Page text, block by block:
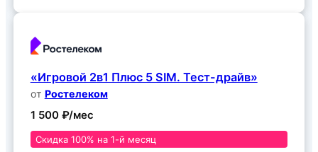
«Игровой 2в1 Плюс 5 SIM. Тест-драйв»
от Ростелеком
1 500 ₽/мес
Скидка 100% на 1-й месяц